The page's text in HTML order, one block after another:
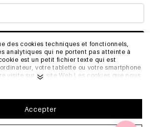
des cookies techniques et fonctionnels,
analytiques qui ne portent pas atteinte à
est un petit fichier texte qui est
votre tablette ou votre smartphone
visite sur ce site Web.Les cookies que nous
et de se souvenir, par exemple, de vos
permettent également d'optimiser notre site
une bonne expérience de navigation et
nous vous recommandons d'accepter notre
Accepter
JE M’INSCRIS